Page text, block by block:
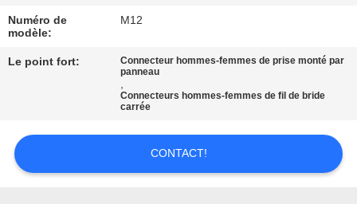
PLAN
DU
SITE
POLICY
Numéro de
modèle:
M12
Le point fort:
Connecteur hommes-femmes de prise monté par
panneau
,
Connecteurs hommes-femmes de fil de bride
carrée
CONTACT!